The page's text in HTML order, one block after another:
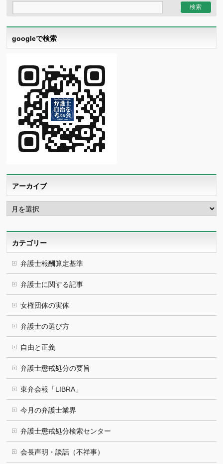
googleで検索
アーカイブ
ア
ー
カ
カテゴリー
弁護士報酬算定基準
弁護士に関する記事
女権団体の実体
弁護士の選び方
自由と正義
弁護士懲戒処分の要旨
東弁会報「LIBRA」
今月の弁護士業界
弁護士懲戒処分検索センター
会長声明・談話（不祥事）